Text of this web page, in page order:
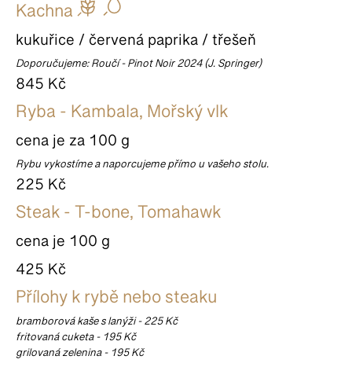
Kachna
kukuřice / červená paprika / třešeň
Doporučujeme: Roučí - Pinot Noir 2024 (J. Springer)
845 Kč
Ryba - Kambala, Mořský vlk
cena je za 100 g
Rybu vykostíme a naporcujeme přímo u vašeho stolu.
225 Kč
Steak - T-bone, Tomahawk
cena je 100 g
425 Kč
Přílohy k rybě nebo steaku
bramborová kaše s lanýži - 225 Kč
fritovaná cuketa - 195 Kč
grilovaná zelenina - 195 Kč